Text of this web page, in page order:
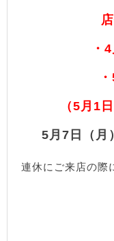
・
（5月1
5月7日（月
連休にご来店の際